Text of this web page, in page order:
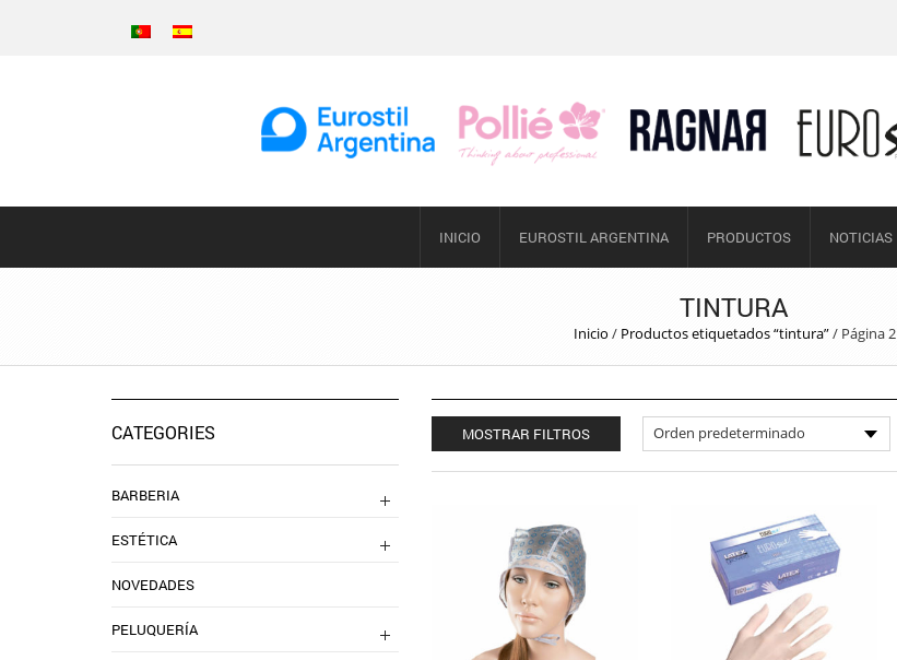
INICIO EUROSTIL ARGENTINA PRODUCTOS NOTICIAS
TINTURA
Inicio / Productos etiquetados “tintura”/ Página 2
MOSTRAR FILTROS
CATEGORIES
BARBERIA
ESTÉTICA
NOVEDADES
PELUQUERÍA